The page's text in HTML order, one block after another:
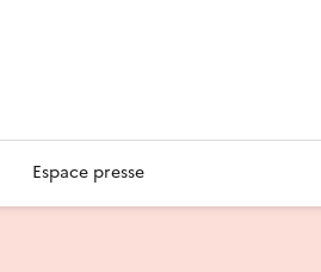
Espace presse